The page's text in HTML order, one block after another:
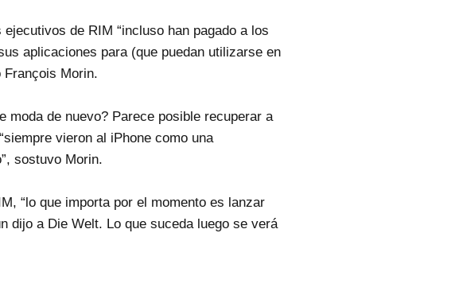
de RIM “incluso han pagado a los
aplicaciones para (que puedan utilizarse en
François Morin.
moda de nuevo? Parece posible recuperar a
vieron al iPhone como una
sostuvo Morin.
“lo que importa por el momento es lanzar
dijo a Die Welt. Lo que suceda luego se verá